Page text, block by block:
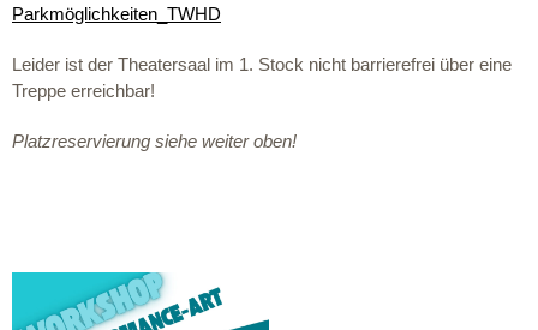
Parkmöglichkeiten_TWHD
Leider ist der Theatersaal im 1. Stock nicht barrierefrei über eine
Treppe erreichbar!
Platzreservierung siehe weiter oben!